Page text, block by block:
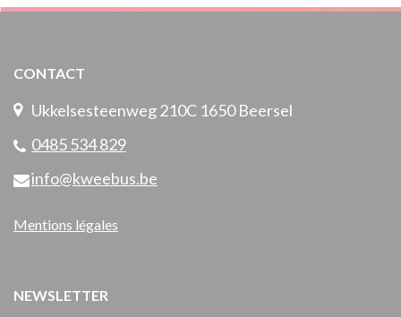
CONTACT
Ukkelsesteenweg 210C 1650 Beersel
0485 534 829
info@kweebus.be
Mentions légales
NEWSLETTER